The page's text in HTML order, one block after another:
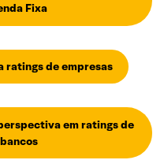
Fixa
ratings de empresas
em ratings de